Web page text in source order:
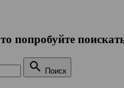
попробуйте
 Поиск